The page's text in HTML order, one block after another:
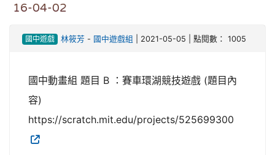
16-04-02
國中遊戲 林筱芳 - 國中遊戲組 | 2021-05-05 | 點閱數： 1005
國中動畫組 題目 B ：賽車環湖競技遊戲 (題目內
容)
https://scratch.mit.edu/projects/525699300